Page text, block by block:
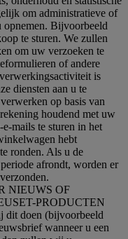
om administratieve of
opnemen. Bijvoorbeeld
te sturen. We zullen
om uw verzoeken te
of andere
is
diensten aan u te
op basis van
houdend met uw
mails te sturen in het
hebt
ronden. Als u de
afrondt, worden er
NIEUWS OF
PRODUCTEN
dit doen (bijvoorbeeld
wanneer u een